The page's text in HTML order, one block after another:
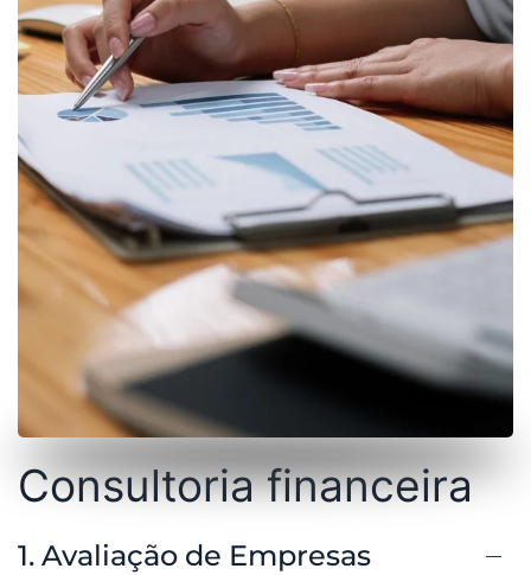
Consultoria financeira
1. Avaliação de Empresas